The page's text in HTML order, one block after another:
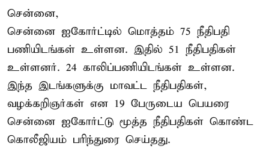
சென்னை,
சென்னை ஐகோர்ட்டில் மொத்தம் 75 நீதிபதி
பணியிடங்கள் உள்ளன. இதில் 51 நீதிபதிகள்
உள்ளனர். 24 காலிப்பணியிடங்கள் உள்ளன.
இந்த இடங்களுக்கு மாவட்ட நீதிபதிகள்,
வழக்கறிஞர்கள் என 19 பேருடைய பெயரை
சென்னை ஐகோர்ட்டு மூத்த நீதிபதிகள் கொண்ட
கொலீஜியம் பரிந்துரை செய்தது.